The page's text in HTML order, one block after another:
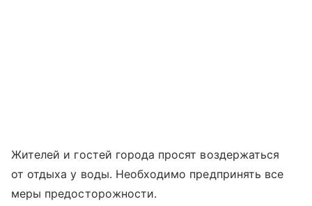
Жителей и гостей города просят воздержаться
от отдыха у воды. Необходимо предпринять все
меры предосторожности.